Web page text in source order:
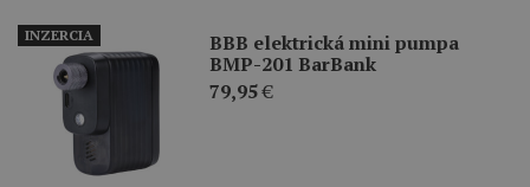
BBB elektrická mini pumpa
BMP-201 BarBank
79,95€
INZERCIA